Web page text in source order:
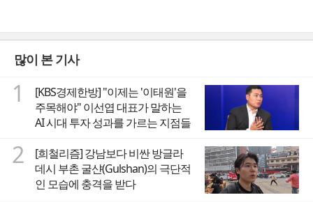
많이 본 기사
1
[KBS경제한방] "이제는 '이태원'을
주목해야" 이선엽 대표가 말하는
AI 시대 투자 성과를 가르는 지점들
2
[희철리즘] 강남보다 비싼 방글라
데시 부촌 굴샨(Gulshan)의 극단적
인 모습에 충격을 받다